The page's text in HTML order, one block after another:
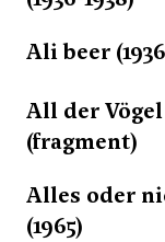
Ali beer
All der
(fragment)
Alles oder
(1965)